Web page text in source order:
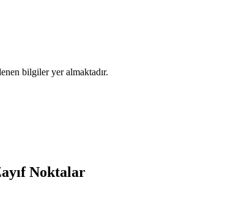
bilgiler yer almaktadır.
Noktalar